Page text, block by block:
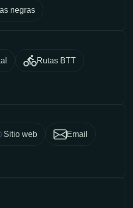
negras
Rutas BTT
Sitio web Email